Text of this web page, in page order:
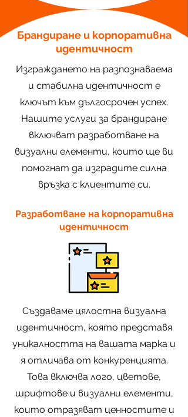
Брандиране и корпоративна
идентичност
Изграждането на разпознаваема
и стабилна идентичност е
ключът към дългосрочен успех.
Нашите услуги за брандиране
включват разработване на
визуални елементи, които ще ви
помогнат да изградите силна
връзка с клиентите си.
Разработване на корпоративна
идентичност
Създаваме цялостна визуална
идентичност, която представя
уникалността на вашата марка и
я отличава от конкуренцията.
Това включва лого, цветове,
шрифтове и визуални елементи,
които отразяват ценностите и